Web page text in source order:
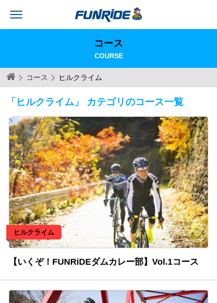
コース
COURSE
コース ヒルクライム
「ヒルクライム」 カテゴリのコース一覧
ヒルクライム
【いくぞ！FUNRiDEダムカレー部】Vol.1コース